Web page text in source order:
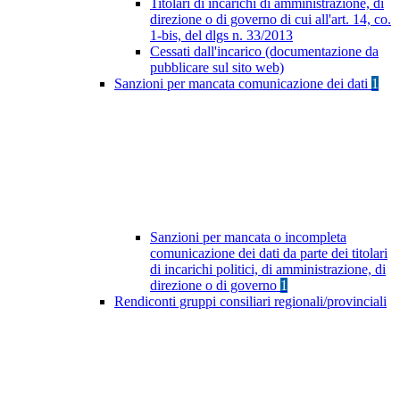
Titolari di incarichi di amministrazione, di
direzione o di governo di cui all'art. 14, co.
1-bis, del dlgs n. 33/2013
Cessati dall'incarico (documentazione da
pubblicare sul sito web)
Sanzioni per mancata comunicazione dei dati 1
Sanzioni per mancata o incompleta
comunicazione dei dati da parte dei titolari
di incarichi politici, di amministrazione, di
direzione o di governo 1
Rendiconti gruppi consiliari regionali/provinciali